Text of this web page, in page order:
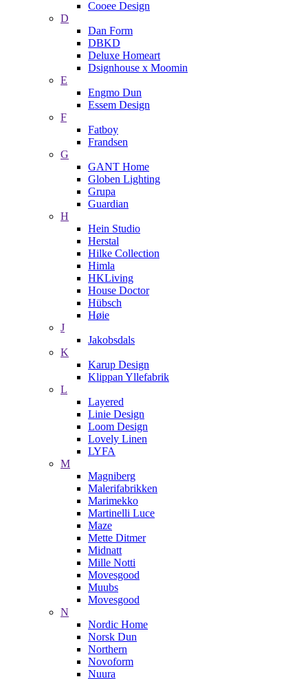
Cooee Design
D
Dan Form
DBKD
Deluxe Homeart
Dsignhouse x Moomin
E
Engmo Dun
Essem Design
F
Fatboy
Frandsen
G
GANT Home
Globen Lighting
Grupa
Guardian
H
Hein Studio
Herstal
Hilke Collection
Himla
HKLiving
House Doctor
Hübsch
Høie
J
Jakobsdals
K
Karup Design
Klippan Yllefabrik
L
Layered
Linie Design
Loom Design
Lovely Linen
LYFA
M
Magniberg
Malerifabrikken
Marimekko
Martinelli Luce
Maze
Mette Ditmer
Midnatt
Mille Notti
Movesgood
Muubs
Movesgood
N
Nordic Home
Norsk Dun
Northern
Novoform
Nuura